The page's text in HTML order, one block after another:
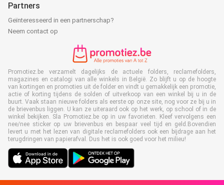
Partners
Geïnteresseerd in een partnerschap?
Neem contact op
Promotiez.be verzamelt dagelijks de actuele folders, reclamefolders,
magazines en catalogi van alle winkels in België. Zo blijft u op de hoogte
van kortingen en promoties uit de folder en vindt u gemakkelijk een promotie,
actie of korting tijdens de solden of uitverkoop van een winkel bij u in de
buurt. Vaak staan nieuwe folders als eerste op onze site, nog voor ze bij u in
de brievenbus liggen. U kan ze uiteraard ook op het werk, op school of in de
winkel bekijken. Sla Promotiez.be op in uw favorieten. Kleef vervolgens een
nee/nee sticker op uw brievenbus en bespaar veel tijd en geld.Bovendien
levert u met het lezen van digitale reclamefolders ook een bijdrage aan het
terugdringen van papierafval. Dus het is ook goed voor het milieu!